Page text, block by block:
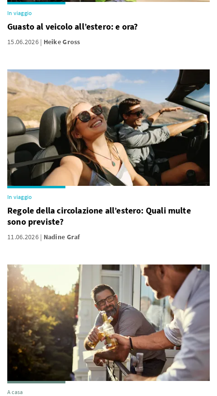
In viaggio
Guasto al veicolo all’estero: e ora?
15.06.2026 Heike Gross
In viaggio
Regole della circolazione all’estero: Quali multe
sono previste?
11.06.2026 Nadine Graf
A casa